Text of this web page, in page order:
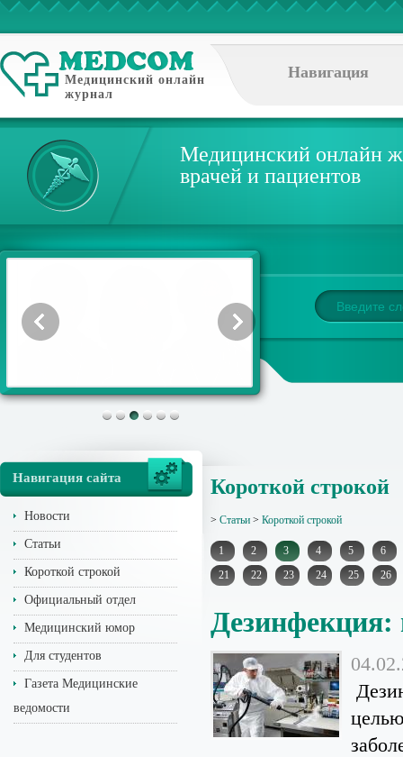
Медицинский онлайн
журнал
Навигация
Медицинский онлайн
врачей и пациентов
Навигация сайта
Новости
Статьи
Короткой строкой
Официальный отдел
Медицинский юмор
Для студентов
Газета Медицинские
ведомости
Короткой строкой
> Статьи > Короткой строкой
1 2 3 4 5
6
21
22 23 24 25 26
Дезинфекция: